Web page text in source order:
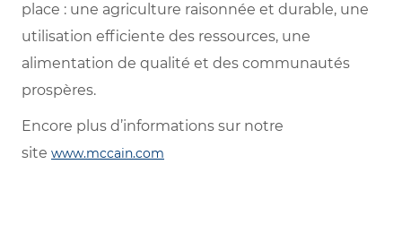
place : une agriculture raisonnée et durable, une
utilisation efficiente des ressources, une
alimentation de qualité et des communautés
prospères.
Encore plus d’informations sur notre
site www.mccain.com